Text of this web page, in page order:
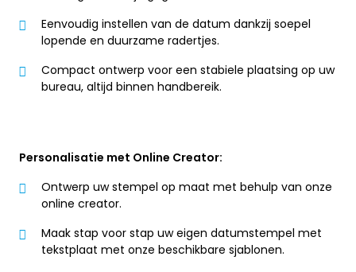
Eenvoudig instellen van de datum dankzij soepel
lopende en duurzame radertjes.
Compact ontwerp voor een stabiele plaatsing op uw
bureau, altijd binnen handbereik.
Personalisatie met Online Creator:
Ontwerp uw stempel op maat met behulp van onze
online creator.
Maak stap voor stap uw eigen datumstempel met
tekstplaat met onze beschikbare sjablonen.